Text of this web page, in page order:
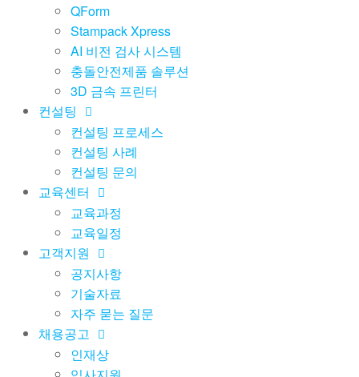
QForm
Stampack Xpress
AI 비전 검사 시스템
충돌안전제품 솔루션
3D 금속 프린터
컨설팅
컨설팅 프로세스
컨설팅 사례
컨설팅 문의
교육센터
교육과정
교육일정
고객지원
공지사항
기술자료
자주 묻는 질문
채용공고
인재상